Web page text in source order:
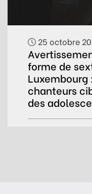
25 octobre
forme de
chanteurs
des